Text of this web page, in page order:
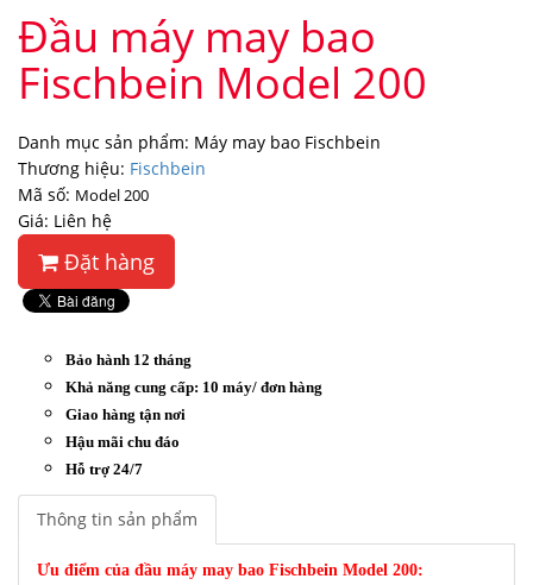
Đầu máy may bao
Fischbein Model 200
Danh mục sản phẩm: Máy may bao Fischbein
Thương hiệu: Fischbein
Mã số: Model 200
Giá: Liên hệ
Đặt hàng
Bảo hành 12 tháng
Khả năng cung cấp: 10 máy/ đơn hàng
Giao hàng tận nơi
Hậu mãi chu đáo
Hỗ trợ 24/7
Thông tin sản phẩm
Ưu điểm của đầu máy may bao Fischbein Model 200: